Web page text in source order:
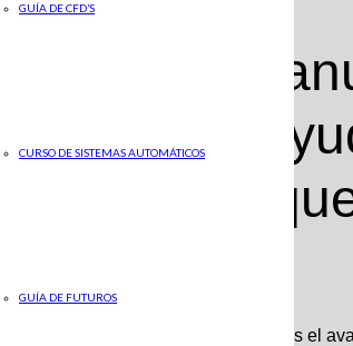
GUÍA DE CFD’S
CURSO DE SISTEMAS AUTOMÁTICOS
GUÍA DE FUTUROS
de la UE
de
italianas
Europea ha anulado este martes el